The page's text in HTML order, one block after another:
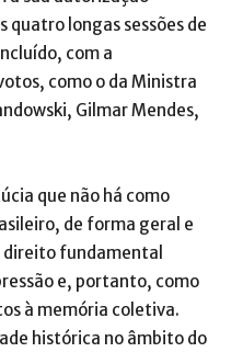
quatro longas sessões de
com a
como o da Ministra
Gilmar Mendes,
que não há como
de forma geral e
direito fundamental
e, portanto, como
à memória coletiva.
histórica no âmbito do